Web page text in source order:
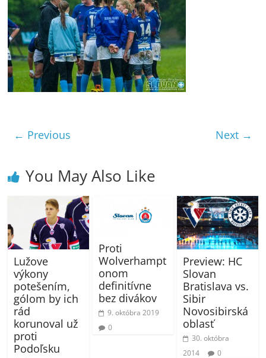
← Previous Next →
You May Also Like
Lužove
výkony
potešením,
gólom by ich
rád
korunoval už
proti
Podoľsku
Proti
Wolverhampt
onom
definitívne
bez divákov
9. októbra 2019
0
Preview: HC
Slovan
Bratislava vs.
Sibir
Novosibirská
oblasť
30. októbra
2014
0